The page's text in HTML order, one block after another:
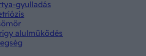
gyulladás
alulműködés